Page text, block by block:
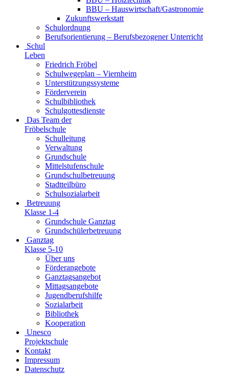
BBU – Hauswirtschaft/Gastronomie
Zukunftswerkstatt
Schulordnung
Berufsorientierung – Berufsbezogener Unterricht
Schul
Leben
Friedrich Fröbel
Schulwegeplan – Viernheim
Unterstützungssysteme
Förderverein
Schulbibliothek
Schulgottesdienste
Das Team der
Fröbelschule
Schulleitung
Verwaltung
Grundschule
Mittelstufenschule
Grundschulbetreuung
Stadtteilbüro
Schulsozialarbeit
Betreuung
Klasse 1-4
Grundschule Ganztag
Grundschülerbetreuung
Ganztag
Klasse 5-10
Über uns
Förderangebote
Ganztagsangebot
Mittagsangebote
Jugendberufshilfe
Sozialarbeit
Bibliothek
Kooperation
Unesco
Projektschule
Kontakt
Impressum
Datenschutz